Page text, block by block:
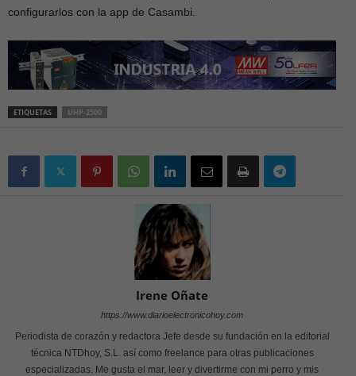
configurarlos con la app de Casambi.
ETIQUETAS UHP-2500
Irene Oñate
https://www.diarioelectronicohoy.com
Periodista de corazón y redactora Jefe desde su fundación en la editorial
técnica NTDhoy, S.L. así como freelance para otras publicaciones
especializadas. Me gusta el mar, leer y divertirme con mi perro y mis